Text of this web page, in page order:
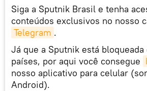
Siga a Sputnik Brasil e tenha
conteúdos exclusivos no nosso
Telegram .
Já que a Sputnik está
países, por aqui você consegue
nosso aplicativo para celular
Android).